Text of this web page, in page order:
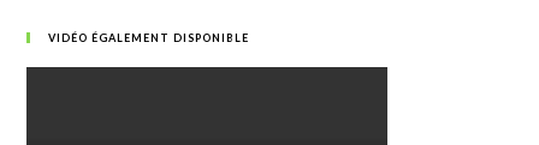
VIDÉO ÉGALEMENT DISPONIBLE